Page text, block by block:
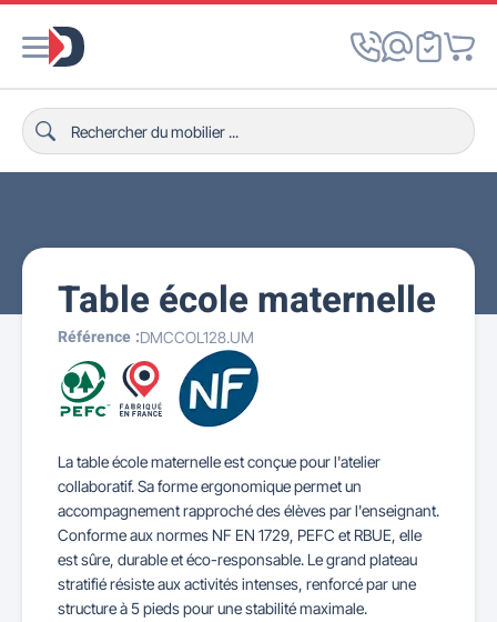
Table école maternelle
Référence :DMCCOL128.UM
La table école maternelle est conçue pour l'atelier
collaboratif. Sa forme ergonomique permet un
accompagnement rapproché des élèves par l'enseignant.
Conforme aux normes NF EN 1729, PEFC et RBUE, elle
est sûre, durable et éco-responsable. Le grand plateau
stratifié résiste aux activités intenses, renforcé par une
structure à 5 pieds pour une stabilité maximale.